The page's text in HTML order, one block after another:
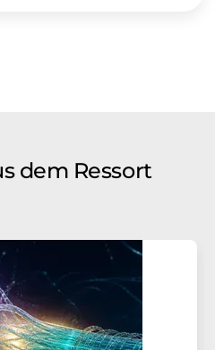
dem Ressort